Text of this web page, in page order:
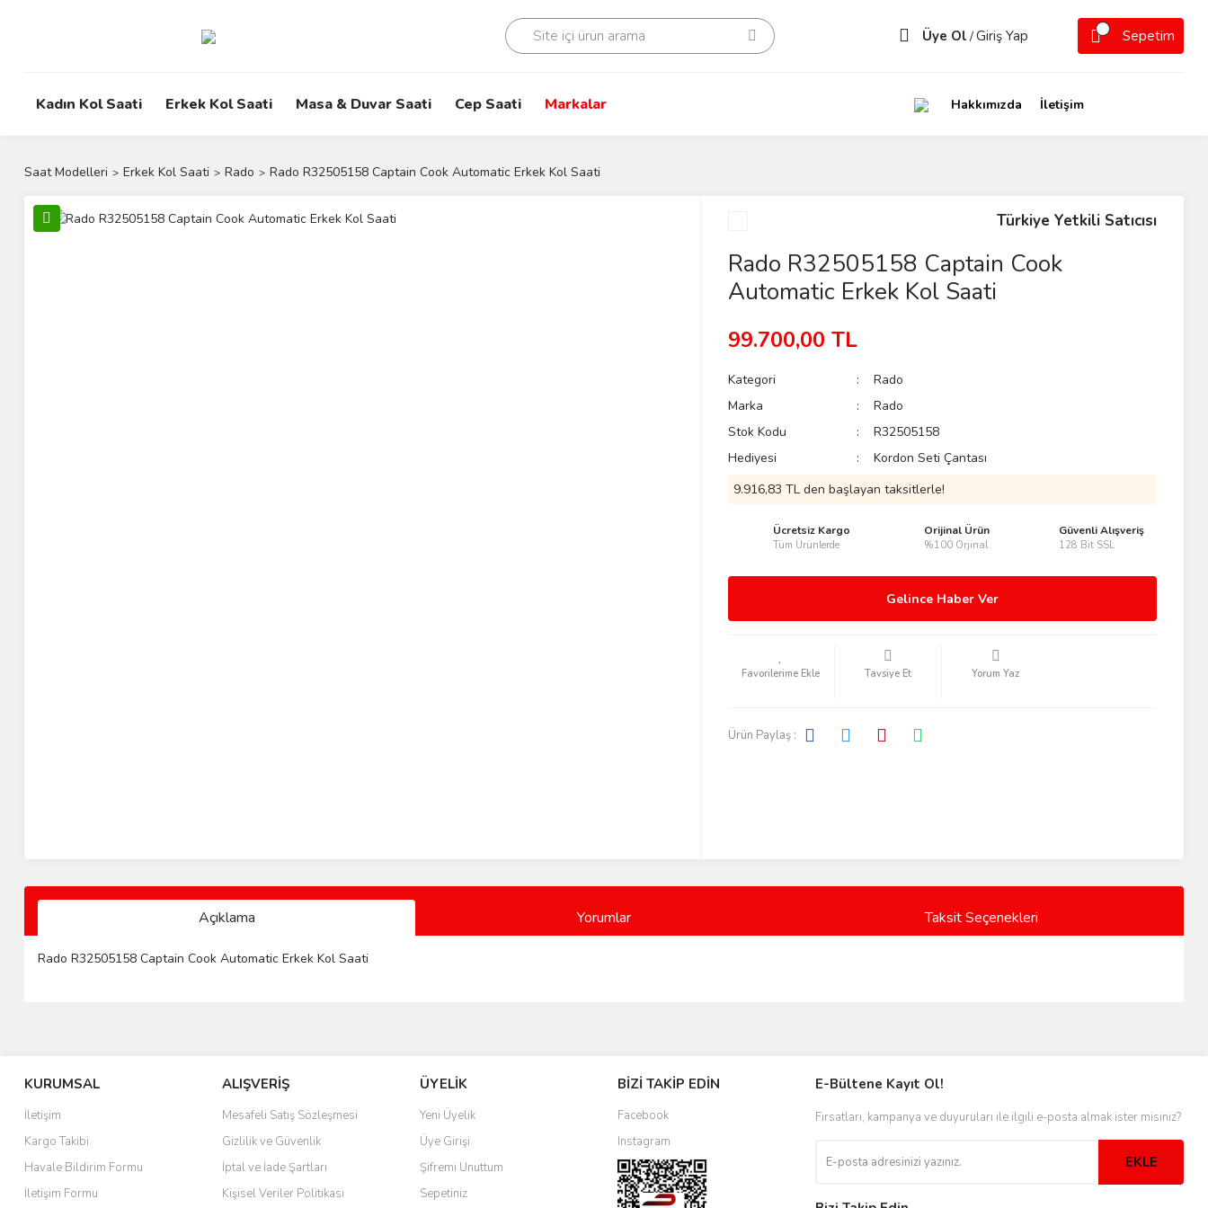
Üye Ol /Giriş Yap Sepetim
Kadın Kol Saati Erkek Kol Saati Masa & Duvar Saati Cep Saati Markalar Hakkımızda İletişim
Saat Modelleri Erkek Kol Saati Rado Rado R32505158 Captain Cook Automatic Erkek Kol Saati
Türkiye Yetkili Satıcısı
Rado R32505158 Captain Cook
Automatic Erkek Kol Saati
99.700,00 TL
Kategori
Rado
Marka
Rado
Stok Kodu
R32505158
Hediyesi
Kordon Seti Çantası
9.916,83 TL den başlayan taksitlerle!
Ücretsiz Kargo
Tüm Ürünlerde
Orijinal Ürün
%100 Orjinal
Güvenli Alışveriş
128 Bit SSL
Gelince Haber Ver
Tavsiye Et Yorum Yaz
Ürün Paylaş :
Açıklama Yorumlar Taksit Seçenekleri
Rado R32505158 Captain Cook Automatic Erkek Kol Saati
KURUMSAL
İletişim
Kargo Takibi
Havale Bildirim Formu
İletişim Formu
ALIŞVERİŞ
Mesafeli Satış Sözleşmesi
Gizlilik ve Güvenlik
İptal ve İade Şartları
Kişisel Veriler Politikası
ÜYELİK
Yeni Üyelik
Üye Girişi
Şifremi Unuttum
Sepetiniz
BİZİ TAKİP EDİN
Facebook
Instagram
E-Bültene Kayıt Ol!
Fırsatları, kampanya ve duyuruları ile ilgili e-posta almak ister misiniz?
EKLE